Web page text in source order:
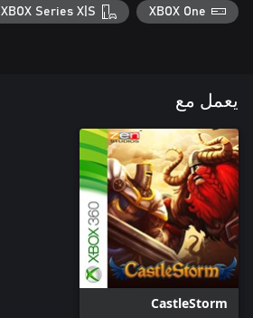
XBOX One
XBOX Series X|S
يعمل مع
CastleStorm